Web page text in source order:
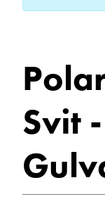
2016
Sted
Hva gjelder det?
E-post
Svit